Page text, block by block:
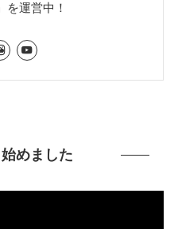
を運営中！
めました